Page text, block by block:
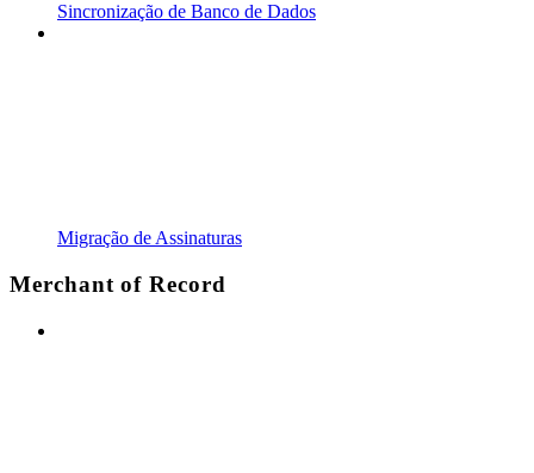
Sincronização de Banco de Dados
Migração de Assinaturas
Merchant of Record